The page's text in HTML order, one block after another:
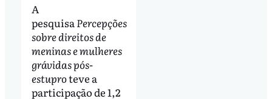
A
pesquisa Percepções
sobre direitos de
meninas e mulheres
grávidas pós-
estuproteve a
participação de 1,2